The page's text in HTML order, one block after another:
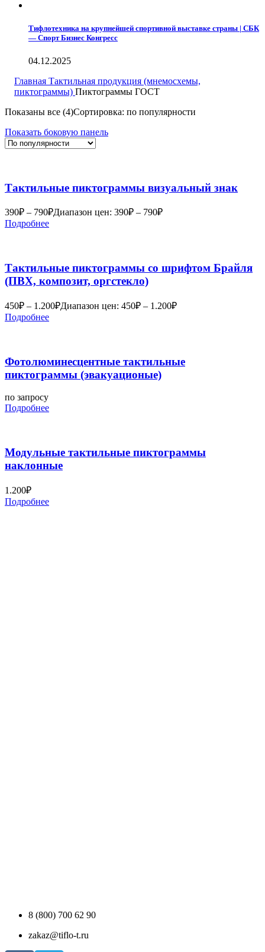
Тифлотехника на крупнейшей спортивной выставке страны | СБК
— Спорт Бизнес Конгресс
04.12.2025
Главная Тактильная продукция (мнемосхемы,
пиктограммы) Пиктограммы ГОСТ
Показаны все (4)Сортировка: по популярности
Показать боковую панель
Тактильные пиктограммы визуальный знак
390₽ – 790₽Диапазон цен: 390₽ – 790₽
Подробнее
Тактильные пиктограммы со шрифтом Брайля
(ПВХ, композит, оргстекло)
450₽ – 1.200₽Диапазон цен: 450₽ – 1.200₽
Подробнее
Фотолюминесцентные тактильные
пиктограммы (эвакуационые)
по запросу
Подробнее
Модульные тактильные пиктограммы
наклонные
1.200₽
Подробнее
8 (800) 700 62 90
zakaz@tiflo-t.ru